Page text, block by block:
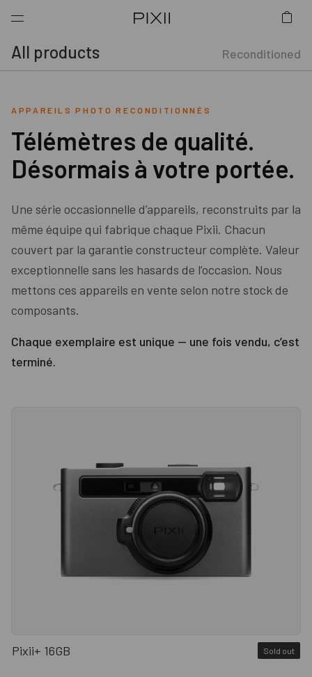
All products Reconditioned
APPAREILS PHOTO RECONDITIONNÉS
Télémètres de qualité.
Désormais à votre portée.
Une série occasionnelle d’appareils, reconstruits par la
même équipe qui fabrique chaque Pixii. Chacun
couvert par la garantie constructeur complète. Valeur
exceptionnelle sans les hasards de l’occasion. Nous
mettons ces appareils en vente selon notre stock de
composants.
Chaque exemplaire est unique — une fois vendu, c’est
terminé.
Pixii+ 16GB Sold out